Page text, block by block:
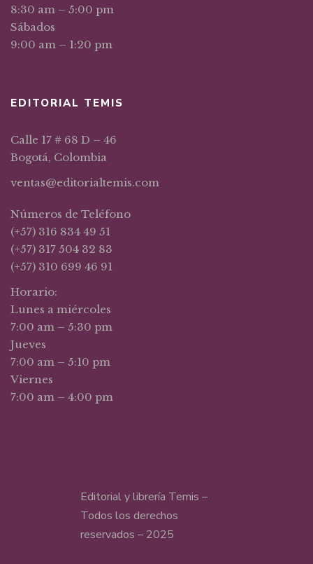
8:30 am – 5:00 pm
Sábados
9:00 am – 1:20 pm
EDITORIAL TEMIS
Calle 17 # 68 D – 46
Bogotá, Colombia
ventas@editorialtemis.com
Números de Teléfono
(+57) 316 834 49 51
(+57) 317 504 32 83
(+57) 310 699 46 91
Horario:
Lunes a miércoles
7:00 am – 5:30 pm
Jueves
7:00 am – 5:10 pm
Viernes
7:00 am – 4:00 pm
Editorial y librería Temis –
Todos los derechos
reservados – 2025